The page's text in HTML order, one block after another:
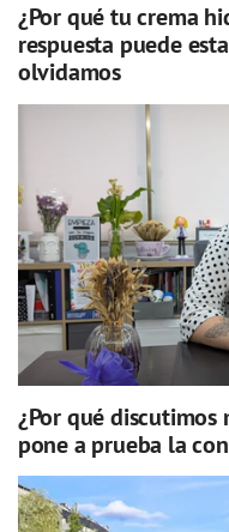
¿Por qué tu crema
respuesta puede
olvidamos
¿Por qué discutimos
pone a prueba la